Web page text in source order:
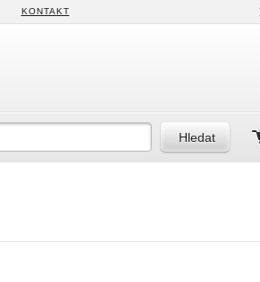
KONTAKT